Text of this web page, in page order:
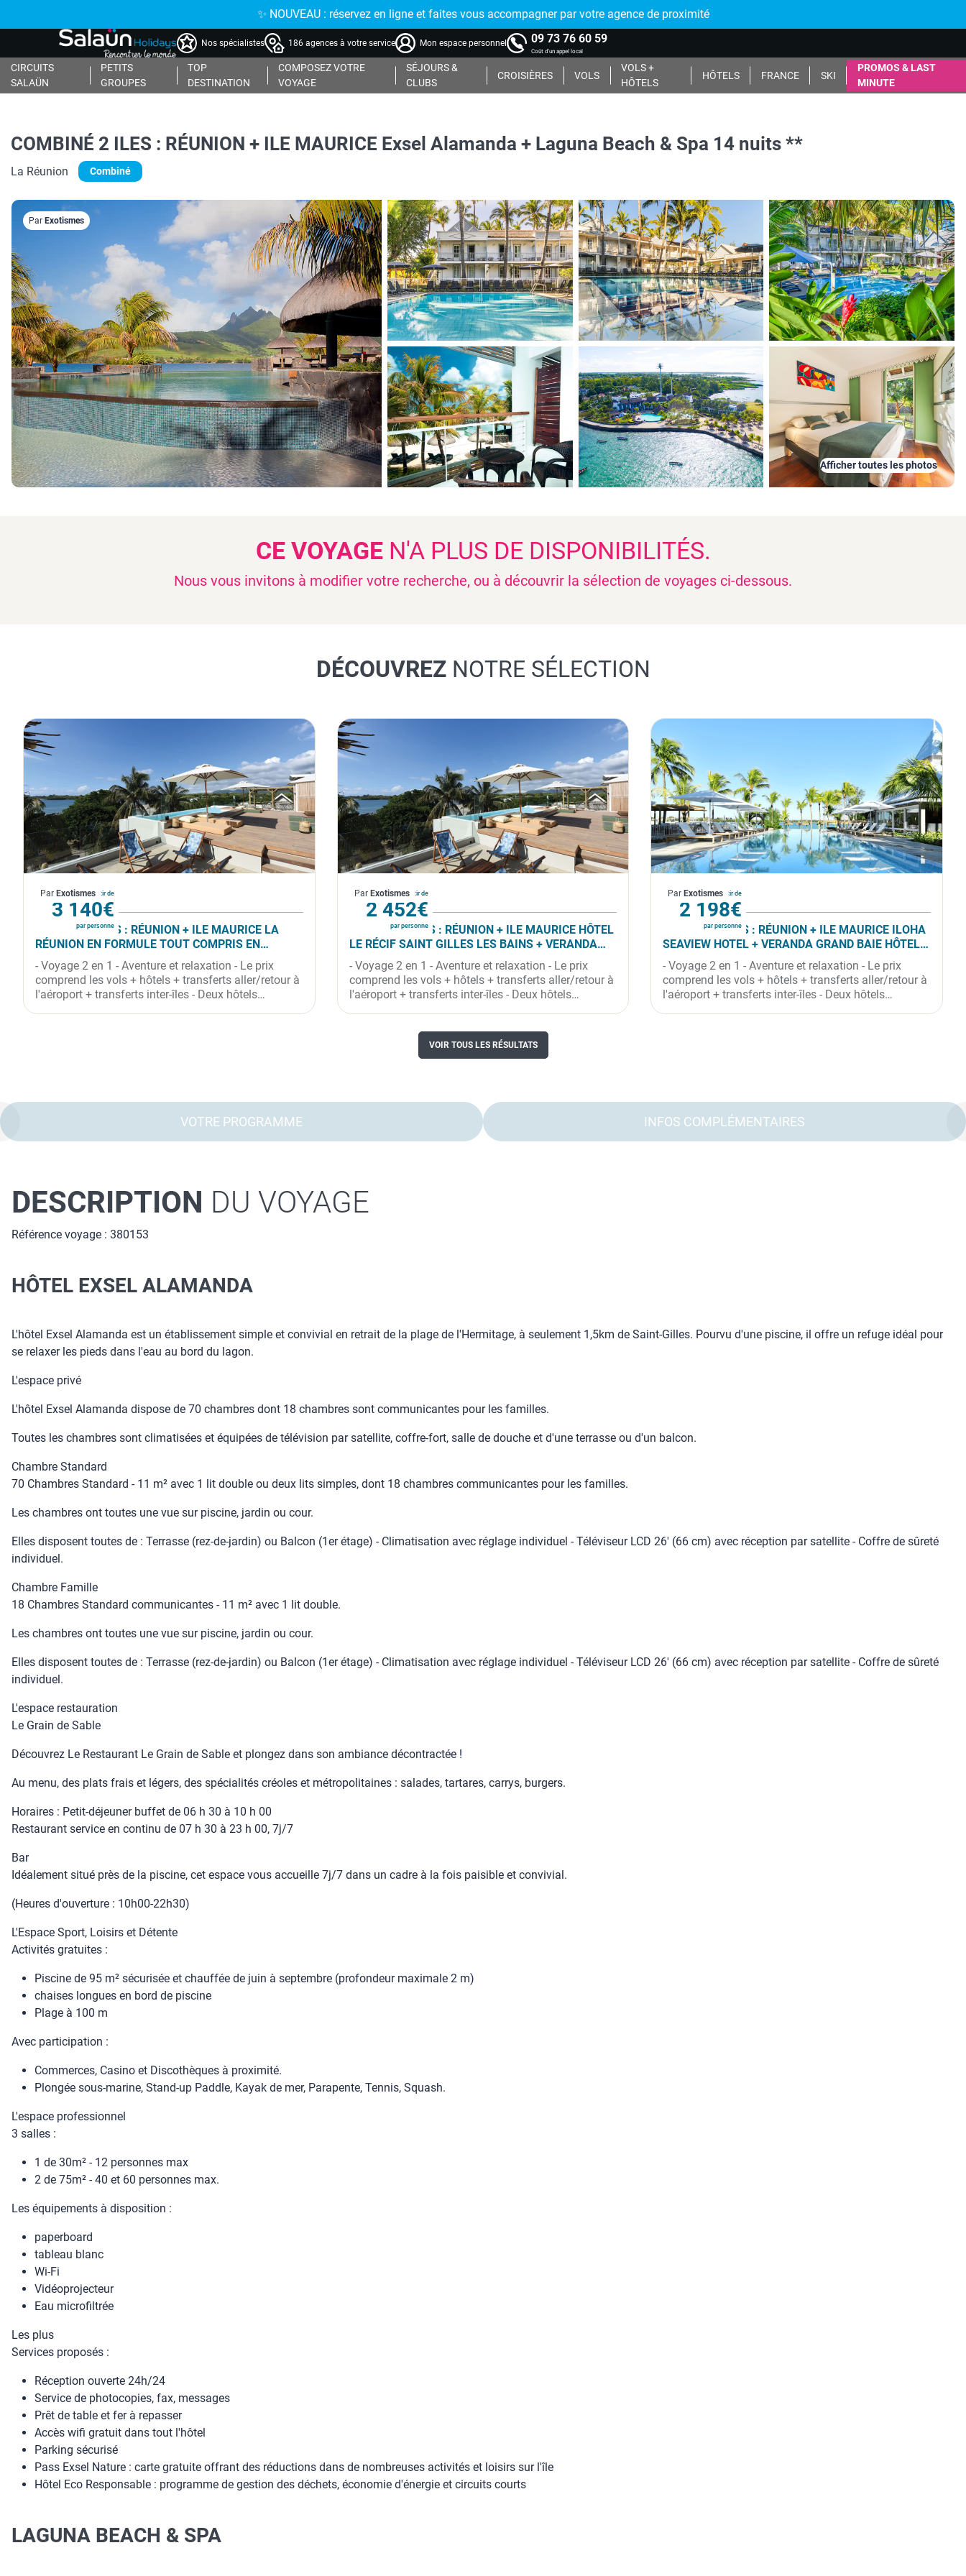
✨ NOUVEAU : réservez en ligne et faites vous accompagner par votre agence de proximité
Nos spécialistes 186 agences à votre service Mon espace personnel 09 73 76 60 59
Coût d'un appel local
CIRCUITS
SALAÜN
PETITS
GROUPES
TOP
DESTINATION
COMPOSEZ VOTRE
VOYAGE
SÉJOURS &
CLUBS
CROISIÈRES VOLS
VOLS +
HÔTELS
HÔTELS FRANCE SKI
PROMOS & LAST
MINUTE
COMBINÉ 2 ILES : RÉUNION + ILE MAURICE Exsel Alamanda + Laguna Beach & Spa 14 nuits **
La Réunion Combiné
Afficher toutes les photos
Par Exotismes
CE VOYAGEN'A PLUS DE DISPONIBILITÉS.
Nous vous invitons à modifier votre recherche, ou à découvrir la sélection de voyages ci-dessous.
DÉCOUVREZNOTRE SÉLECTION
À partir de
3 140€
par personne
Par Exotismes
La Réunion
COMBINÉ 2 ILES : RÉUNION + ILE MAURICE LA
RÉUNION EN FORMULE TOUT COMPRIS EN
LIBERTÉ - SÉJOUR À L'HÔTEL LE RÉCIF + VERANDA
TAMARIN 14 NUITS ***
- Voyage 2 en 1 - Aventure et relaxation - Le prix
comprend les vols + hôtels + transferts aller/retour à
l'aéroport + transferts inter-îles - Deux hôtels
À partir de
2 452€
par personne
Par Exotismes
La Réunion
COMBINÉ 2 ILES : RÉUNION + ILE MAURICE HÔTEL
LE RÉCIF SAINT GILLES LES BAINS + VERANDA
TAMARIN 14 NUITS ***
- Voyage 2 en 1 - Aventure et relaxation - Le prix
comprend les vols + hôtels + transferts aller/retour à
l'aéroport + transferts inter-îles - Deux hôtels
À partir de
2 198€
par personne
Par Exotismes
La Réunion
COMBINÉ 2 ILES : RÉUNION + ILE MAURICE ILOHA
SEAVIEW HOTEL + VERANDA GRAND BAIE HÔTEL
& SPA 14 NUITS ***
- Voyage 2 en 1 - Aventure et relaxation - Le prix
comprend les vols + hôtels + transferts aller/retour à
l'aéroport + transferts inter-îles - Deux hôtels
VOIR TOUS LES RÉSULTATS
VOTRE PROGRAMME INFOS COMPLÉMENTAIRES
DESCRIPTION DU VOYAGE
Référence voyage : 380153
HÔTEL EXSEL ALAMANDA
L'hôtel Exsel Alamanda est un établissement simple et convivial en retrait de la plage de l'Hermitage, à seulement 1,5km de Saint-Gilles. Pourvu d'une piscine, il offre un refuge idéal pour
se relaxer les pieds dans l'eau au bord du lagon.
L'espace privé
L'hôtel Exsel Alamanda dispose de 70 chambres dont 18 chambres sont communicantes pour les familles.
Toutes les chambres sont climatisées et équipées de télévision par satellite, coffre-fort, salle de douche et d'une terrasse ou d'un balcon.
Chambre Standard
70 Chambres Standard - 11 m² avec 1 lit double ou deux lits simples, dont 18 chambres communicantes pour les familles.
Les chambres ont toutes une vue sur piscine, jardin ou cour.
Elles disposent toutes de : Terrasse (rez-de-jardin) ou Balcon (1er étage) - Climatisation avec réglage individuel - Téléviseur LCD 26' (66 cm) avec réception par satellite - Coffre de sûreté
individuel.
Chambre Famille
18 Chambres Standard communicantes - 11 m² avec 1 lit double.
Les chambres ont toutes une vue sur piscine, jardin ou cour.
Elles disposent toutes de : Terrasse (rez-de-jardin) ou Balcon (1er étage) - Climatisation avec réglage individuel - Téléviseur LCD 26' (66 cm) avec réception par satellite - Coffre de sûreté
individuel.
L'espace restauration
Le Grain de Sable
Découvrez Le Restaurant Le Grain de Sable et plongez dans son ambiance décontractée !
Au menu, des plats frais et légers, des spécialités créoles et métropolitaines : salades, tartares, carrys, burgers.
Horaires : Petit-déjeuner buffet de 06 h 30 à 10 h 00
Restaurant service en continu de 07 h 30 à 23 h 00, 7j/7
Bar
Idéalement situé près de la piscine, cet espace vous accueille 7j/7 dans un cadre à la fois paisible et convivial.
(Heures d'ouverture : 10h00-22h30)
L'Espace Sport, Loisirs et Détente
Activités gratuites :
Piscine de 95 m² sécurisée et chauffée de juin à septembre (profondeur maximale 2 m)
chaises longues en bord de piscine
Plage à 100 m
Avec participation :
Commerces, Casino et Discothèques à proximité.
Plongée sous-marine, Stand-up Paddle, Kayak de mer, Parapente, Tennis, Squash.
L'espace professionnel
3 salles :
1 de 30m² - 12 personnes max
2 de 75m² - 40 et 60 personnes max.
Les équipements à disposition :
paperboard
tableau blanc
Wi-Fi
Vidéoprojecteur
Eau microfiltrée
Les plus
Services proposés :
Réception ouverte 24h/24
Service de photocopies, fax, messages
Prêt de table et fer à repasser
Accès wifi gratuit dans tout l'hôtel
Parking sécurisé
Pass Exsel Nature : carte gratuite offrant des réductions dans de nombreuses activités et loisirs sur l'île
Hôtel Eco Responsable : programme de gestion des déchets, économie d'énergie et circuits courts
LAGUNA BEACH & SPA